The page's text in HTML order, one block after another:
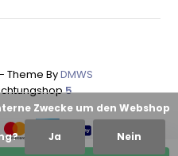
Theme ByDMWS
5
Zwecke um den Webshop
Ja Nein